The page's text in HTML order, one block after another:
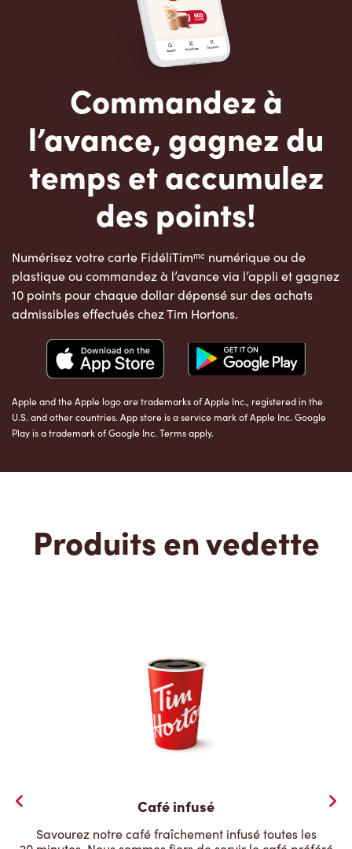
Commandez à
l’avance, gagnez du
temps et accumulez
des points!
Numérisez votre carte FidéliTimᵐᶜ numérique ou de
plastique ou commandez à l’avance via l’appli et gagnez
10 points pour chaque dollar dépensé sur des achats
admissibles effectués chez Tim Hortons.
Apple and the Apple logo are trademarks of Apple Inc., registered in the
U.S. and other countries. App store is a service mark of Apple Inc. Google
Play is a trademark of Google Inc. Terms apply.
Produits en vedette
Café infusé
Savourez notre café fraîchement infusé toutes les